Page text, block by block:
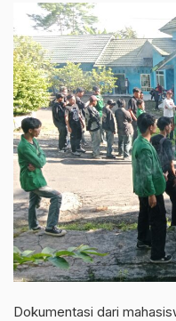
Dokumentasi dari